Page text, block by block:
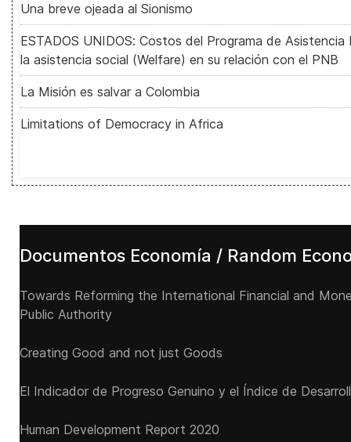
Una breve ojeada al Sionismo
ESTADOS UNIDOS: Costos del Programa de
la asistencia social (Welfare) en su relación con el PNB
La Misión es salvar a Colombia
Limitations of Democracy in Africa
Documentos Economía / Random
Towards Reforming the International Financial and
Public Authority
Creating Good and not just Goods
El Indicador de Progreso Genuino y el Índice de
Human Development Report 2020